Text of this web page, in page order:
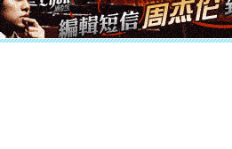
卖了。水
[春节]风
颜！冬去